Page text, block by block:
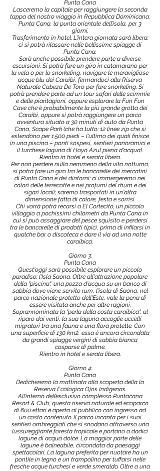
Punta Cana
Lasceremo la capitale per raggiungere la seconda
tappa del nostro viaggio in Repubblica Dominicana:
Punta Cana, la punta orientale dell’isola, per 3
giorni.
Trasferimento in hotel. L'intera giornata sarà libera:
ci si potrà rilassare nelle bellissime spiagge di
Punta Cana.
Sarà anche possibile prendere parte a diverse
escursioni. Si potrà fare un giro in catamarano per
la vela o per lo snorkeling, navigare le meravigliose
acque blu dei Caraibi, fermandoci alla Riserva
Naturale Cabeza De Toro per fare snorkeling. Si
potrà prendere parte ad un tour safari delle scimmie
e delle piantagioni, oppure esplorare la Fun Fun
Cave che è probabilmente la più grande grotta dei
Caraibi, oppure si potrà raggiungere un parco
avventura situato a 30 minuti di auto da Punta
Cana, Scape Park (che ha tutto: 12 linee zip che si
estendono per 1.500 piedi – l'ultimo dei quali finisce
in una piscina – ponti sospesi, sentieri panoramici e
il turchese laguna di Hoyo Azul piena d'acqua).
Rientro in hotel e serata libera.
Per non perdere nulla nemmeno della vita notturna,
si potrà fare un giro tra le bancarelle dei mercatini
di Punta Cana e dei dintorni: ci immergeremo nei
colori delle terrecotte e nei profumi del rhum e dei
sigari locali; saremo trasportati in un'altra
dimensione fatta di calore, festa e sorrisi.
Chi vorrà potrà recarsi a El Cortecito, un piccolo
villaggio a pochissimi chilometri da Punta Cana in
cui si può assaggiare del pesce squisito e perdersi
tra le bancarelle di prodotti tipici, prima di infilarsi in
qualche bar o discoteca e dare il via ad una notte
caraibica.
Giorno 3:
Punta Cana
Quest'oggi sarà possibile esplorare un piccolo
paradiso: l'Isla Saona. Oltre all'attrazione popolare
della "piscina", una pozza d'acqua su un banco di
sabbia dove viene servito rum, l'isola di Saona, nel
parco nazionale protetto dell'Este, vale la pena di
essere visitata anche per altre ragioni.
Soprannominata la "perla della costa caraibica", al
riparo dai venti, la sua laguna accoglie uccelli
migratori tra una fauna e una flora protette. Con
una superficie di 130 km2, essa è ancora circondata
da grandi spiagge vergini di sabbia bianca
cosparse di palme.
Rientro in hotel e serata libera.
Giorno 4:
Punta Cana
Dedicheremo la mattinata alla scoperta della la
Reserva Ecologica Ojos Indígenas.
All’interno dell’esclusivo complesso Puntacana
Resort & Club, questa riserva naturale ed ecoparco
di 600 ettari è aperta al pubblico con ingresso ad
un costo contenuto. Il parco incanta per i suoi
sentieri ombreggiati che si snodano attraverso una
lussureggiante foresta tropicale e portano a dodici
lagune di acqua dolce. La maggior parte delle
lagune è balneabile, circondata da paesaggi
spettacolari. La laguna preferita per nuotare ha un
pontile in legno e un trampolino per tuffarsi nelle
fresche acque turchesi e verde smeraldo. Oltre a una